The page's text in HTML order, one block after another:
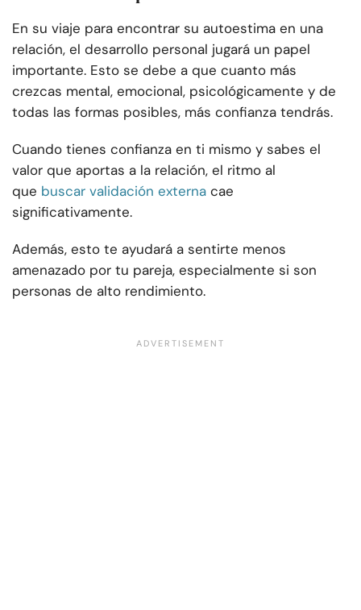
En su viaje para encontrar su autoestima en una
relación, el desarrollo personal jugará un papel
importante. Esto se debe a que cuanto más
crezcas mental, emocional, psicológicamente y de
todas las formas posibles, más confianza tendrás.
Cuando tienes confianza en ti mismo y sabes el
valor que aportas a la relación, el ritmo al
que buscar validación externa cae
significativamente.
Además, esto te ayudará a sentirte menos
amenazado por tu pareja, especialmente si son
personas de alto rendimiento.